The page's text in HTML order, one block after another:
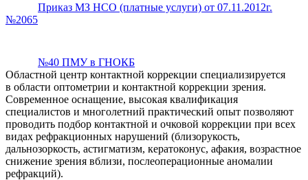
Приказ МЗ НСО (платные услуги) от 07.11.2012г.
№2065
№40 ПМУ в ГНОКБ
Областной центр контактной коррекции специализируется
в области оптометрии и контактной коррекции зрения.
Современное оснащение, высокая квалификация
специалистов и многолетний практический опыт позволяют
проводить подбор контактной и очковой коррекции при всех
видах рефракционных нарушений (близорукость,
дальнозоркость, астигматизм, кератоконус, афакия, возрастное
снижение зрения вблизи, послеоперационные аномалии
рефракций).